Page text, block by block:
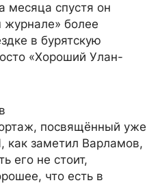
месяца спустя он
более
в бурятскую
«Хороший Улан-
посвящённый уже
как заметил Варламов,
его не стоит,
что есть в